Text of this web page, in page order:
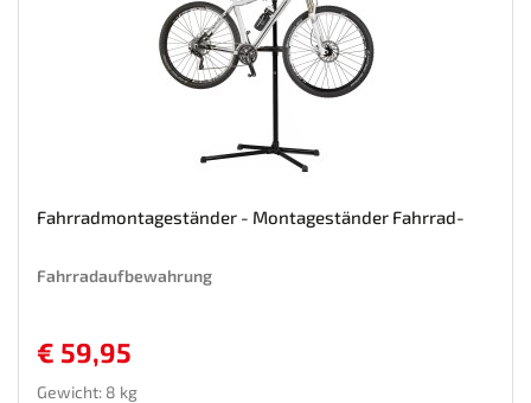
Fahrradmontageständer - Montageständer Fahrrad-
Fahrradaufbewahrung
€ 59,95
Gewicht: 8 kg